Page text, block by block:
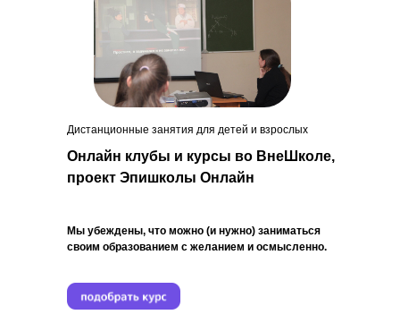
Онлайн клубы и курсы во ВнеШколе,
проект Эпишколы Онлайн
Дистанционные занятия для детей и взрослых
Мы убеждены, что можно (и нужно) заниматься
своим образованием с желанием и осмысленно.